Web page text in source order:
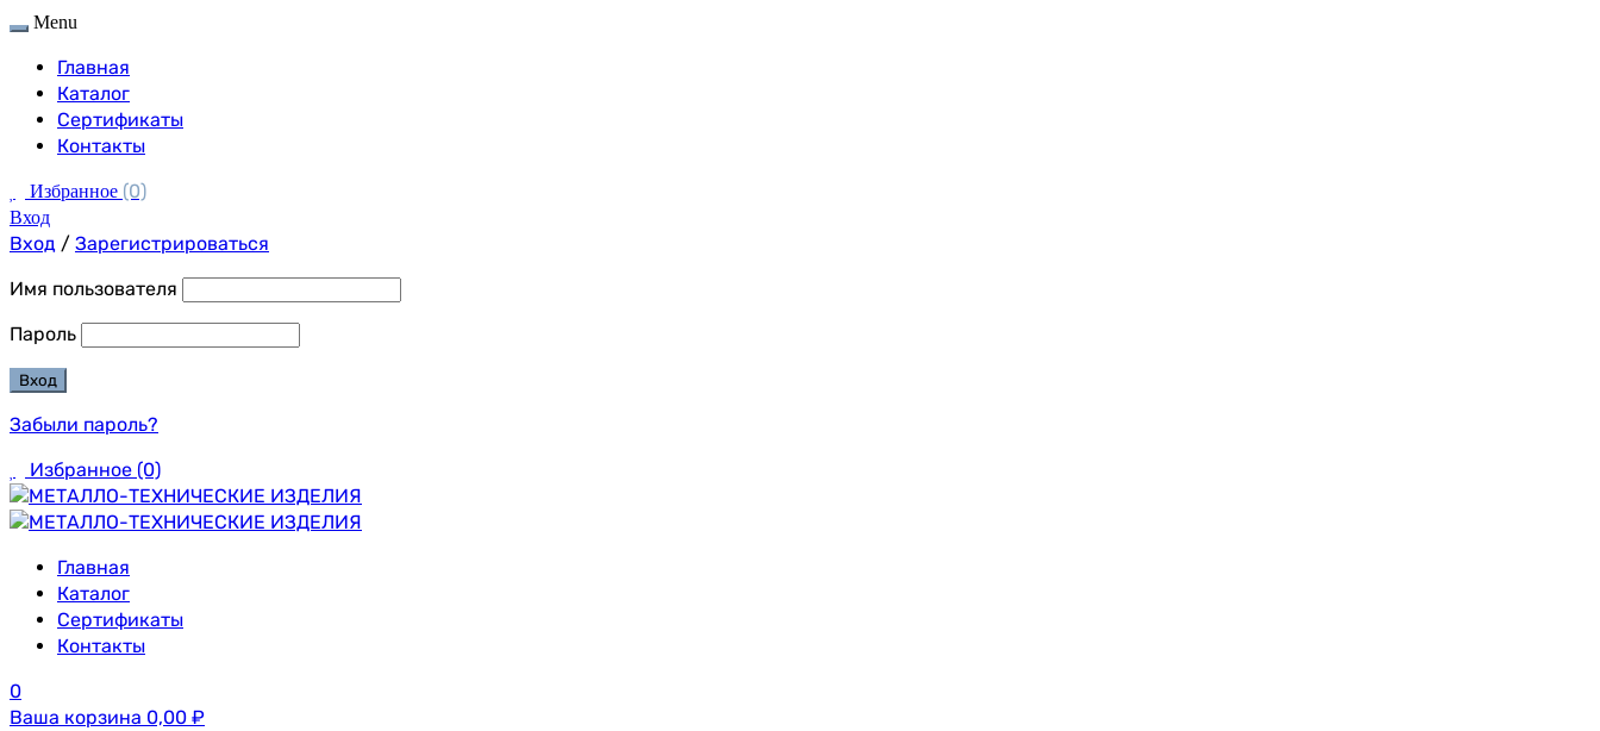
Menu
Главная
Каталог
Сертификаты
Контакты
Избранное (0)
Вход
Вход / Зарегистрироваться
Имя пользователя
Пароль
Забыли пароль?
Избранное (0)
Главная
Каталог
Сертификаты
Контакты
0
Ваша корзина 0,00 ₽